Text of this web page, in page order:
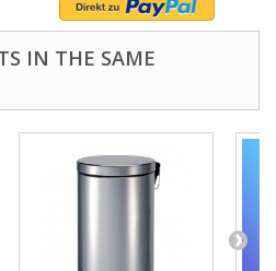
IN THE SAME